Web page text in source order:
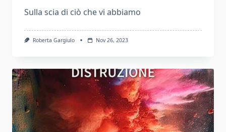
Sulla scia di ciò che vi abbiamo
Roberta Gargiulo Nov 26, 2023